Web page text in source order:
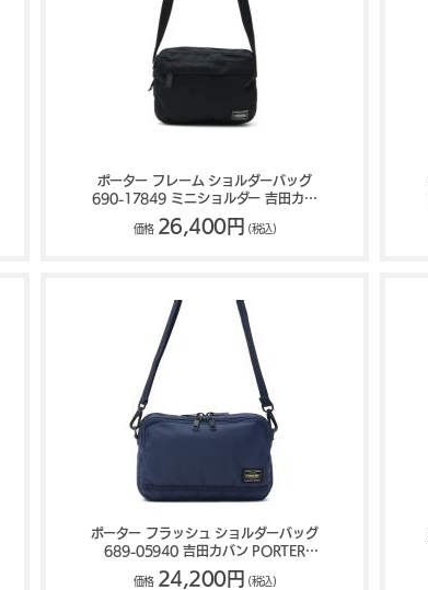
ポーター フレーム ショルダーバッグ
690-17849 ミニショルダー 吉田カバ
ン PORTER FRAME
価格 26,400円 (税込)
ポーター フラッシュ ショルダーバッグ
689-05940 吉田カバン PORTER
FLASH
価格 24,200円 (税込)